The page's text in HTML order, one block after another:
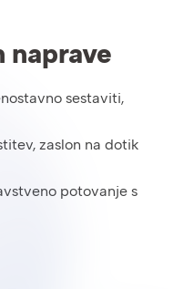
naprave
sestaviti,
zaslon na dotik
potovanje s